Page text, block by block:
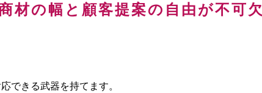
材の幅と顧客提案の自由が不可欠
できる武器を持てます。